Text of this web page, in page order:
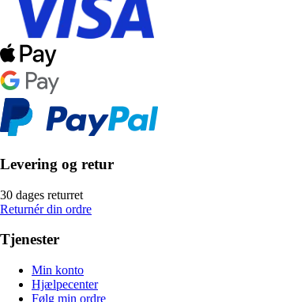
Levering og retur
30 dages returret
Returnér din ordre
Tjenester
Min konto
Hjælpecenter
Følg min ordre